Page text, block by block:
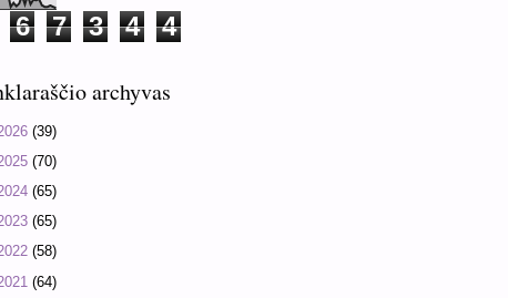
6 7 3 4 4
archyvas
(39)
(70)
(65)
(65)
(58)
(64)